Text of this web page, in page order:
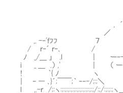
_ -‐-
, ´ ｀
／
,. -‐'ｆﾌﾌ
/ ｒ‐´ ｒ
ﾉ _/＿ 」 .l | ー‐-
i _ ＿ .） ,' | （ ー‐） '"
! ｀{ ﾉ
| ｰ ― ､}´;￣￣;｀ ｰ‐-/;:;＼
l ,.-ｒ /;:ヽ:;:;:;:;:;:;:;:;:;:;:;/:;/:;:;:;ヽ